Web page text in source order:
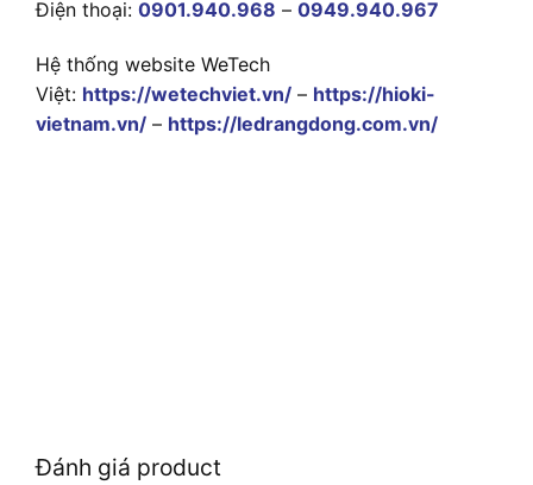
Điện thoại: 0901.940.968 – 0949.940.967
Hệ thống website WeTech
Việt: https://wetechviet.vn/ – https://hioki-
vietnam.vn/ – https://ledrangdong.com.vn/
Đánh giá product